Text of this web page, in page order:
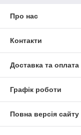
Про нас
Контакти
Доставка та оплата
Графік роботи
Повна версія сайту